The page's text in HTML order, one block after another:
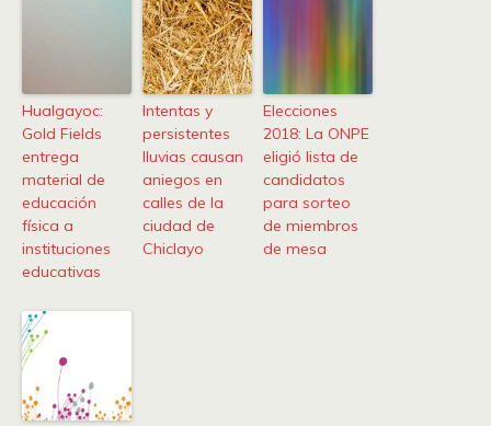
Hualgayoc:
Gold Fields
entrega
material de
educación
física a
instituciones
educativas
Intentas y
persistentes
lluvias causan
aniegos en
calles de la
ciudad de
Chiclayo
Elecciones
2018: La ONPE
eligió lista de
candidatos
para sorteo
de miembros
de mesa